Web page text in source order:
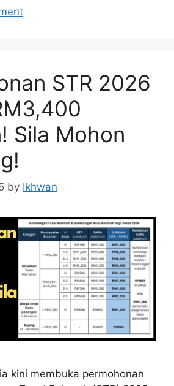
STR 2026
Sila Mohon
by Ikhwan
kini membuka permohonan